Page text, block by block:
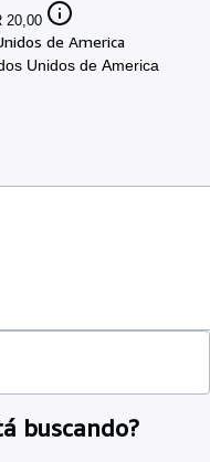
20,00
de America
Unidos de America
buscando?